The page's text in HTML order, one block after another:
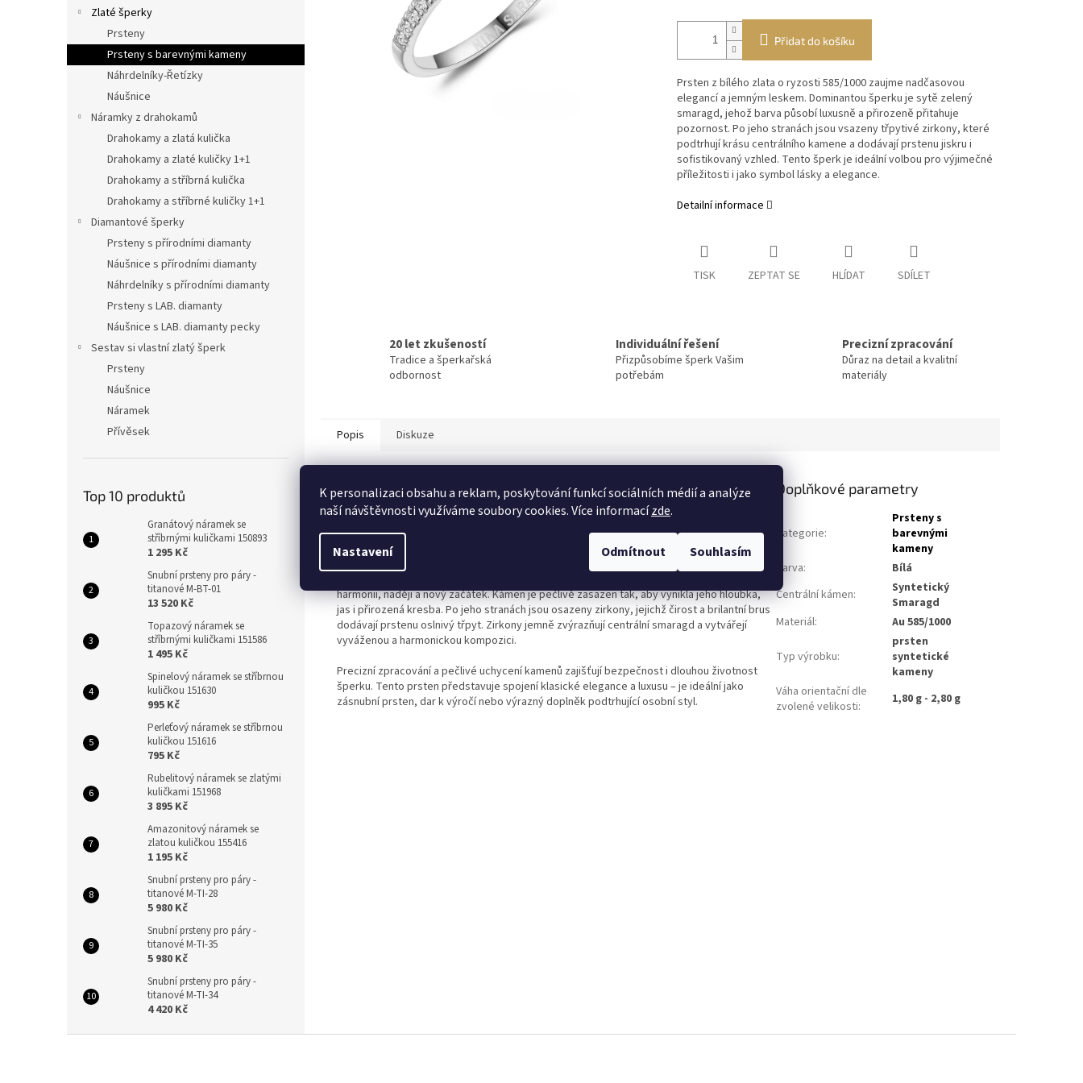
K personalizaci obsahu a reklam, poskytování funkcí sociálních médií a analýze
naší návštěvnosti využíváme soubory cookies. Více informacízde.
Nastavení Odmítnout Souhlasím
l
Zlaté šperky
Prsteny
Prsteny s barevnými kameny
Náhrdelníky-Řetízky
Náušnice
Náramky z drahokamů
Drahokamy a zlatá kulička
Drahokamy a zlaté kuličky 1+1
Drahokamy a stříbrná kulička
Drahokamy a stříbrné kuličky 1+1
Diamantové šperky
Prsteny s přírodními diamanty
Náušnice s přírodními diamanty
Náhrdelníky s přírodními diamanty
Prsteny s LAB. diamanty
Náušnice s LAB. diamanty pecky
Sestav si vlastní zlatý šperk
Prsteny
Náušnice
Náramek
Přívěsek
Top 10 produktů
Granátový náramek se
stříbrnými kuličkami 150893
1 295 Kč
Snubní prsteny pro páry -
titanové M-BT-01
13 520 Kč
Topazový náramek se
stříbrnými kuličkami 151586
1 495 Kč
Spinelový náramek se stříbrnou
kuličkou 151630
995 Kč
Perleťový náramek se stříbrnou
kuličkou 151616
795 Kč
Rubelitový náramek se zlatými
kuličkami 151968
3 895 Kč
Amazonitový náramek se
zlatou kuličkou 155416
1 195 Kč
Snubní prsteny pro páry -
titanové M-TI-28
5 980 Kč
Snubní prsteny pro páry -
titanové M-TI-35
5 980 Kč
Snubní prsteny pro páry -
titanové M-TI-34
4 420 Kč
Přidat do košíku
Prsten z bílého zlata o ryzosti 585/1000 zaujme nadčasovou
elegancí a jemným leskem. Dominantou šperku je sytě zelený
smaragd, jehož barva působí luxusně a přirozeně přitahuje
pozornost. Po jeho stranách jsou vsazeny třpytivé zirkony, které
podtrhují krásu centrálního kamene a dodávají prstenu jiskru i
sofistikovaný vzhled. Tento šperk je ideální volbou pro výjimečné
příležitosti i jako symbol lásky a elegance.
Detailní informace
TISK ZEPTAT SE HLÍDAT SDÍLET
20 let zkušeností
Tradice a šperkařská
odbornost
Individuální řešení
Přizpůsobíme šperk Vašim
potřebám
Precizní zpracování
Důraz na detail a kvalitní
materiály
Popis Diskuze
Detailní popis produktu
Elegantní prsten je vyroben z bílého zlata o ryzosti 585/1000 (14 kt), které vyniká teplým
odstínem a dlouhodobou odolností. Hladce leštěná obroučka působí luxusně a zároveň
nadčasově, díky čemuž je šperk vhodný pro každodenní nošení i slavnostní příležitosti.
harmonii, naději a nový začátek. Kámen je pečlivě zasazen tak, aby vynikla jeho hloubka,
jas i přirozená kresba. Po jeho stranách jsou osazeny zirkony, jejichž čirost a brilantní brus
dodávají prstenu oslnivý třpyt. Zirkony jemně zvýrazňují centrální smaragd a vytvářejí
vyváženou a harmonickou kompozici.
Precizní zpracování a pečlivé uchycení kamenů zajišťují bezpečnost i dlouhou životnost
šperku. Tento prsten představuje spojení klasické elegance a luxusu – je ideální jako
zásnubní prsten, dar k výročí nebo výrazný doplněk podtrhující osobní styl.
Doplňkové parametry
Kategorie:
Prsteny s
barevnými
kameny
Barva:
Bílá
Centrální kámen:
Syntetický
Smaragd
Materiál: Au 585/1000
Typ výrobku:
prsten
syntetické
kameny
Váha orientační dle
zvolené velikosti: 1,80 g - 2,80 g